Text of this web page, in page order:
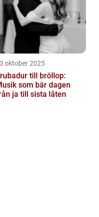
oktober 2025
till bröllop:
som bär dagen
ja till sista låten